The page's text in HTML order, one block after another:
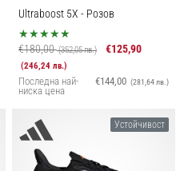
Ultraboost 5X - Розов
€180,00(352,05 лв.) €125,90
(246,24 лв.)
Последна най-
ниска цена
€144,00 (281,64 лв.)
Устойчивост